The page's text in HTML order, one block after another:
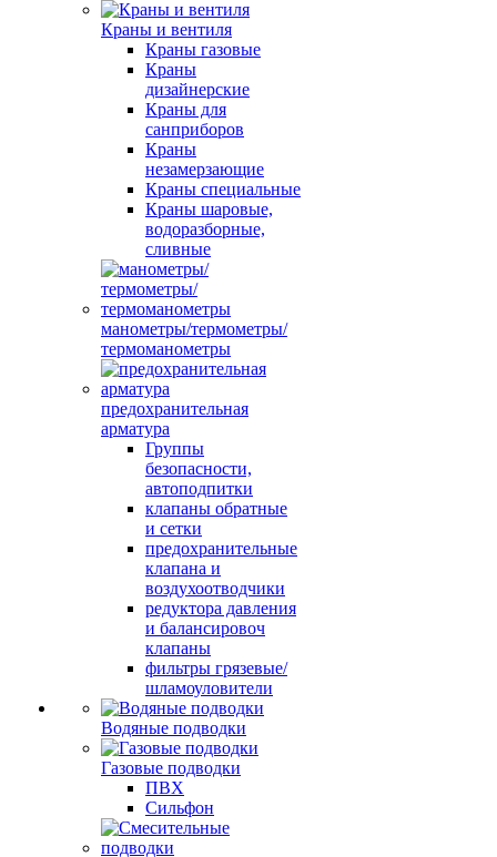
Краны и вентиля
Краны газовые
Краны
дизайнерские
Краны для
санприборов
Краны
незамерзающие
Краны специальные
Краны шаровые,
водоразборные,
сливные
манометры/термометры/
термоманометры
предохранительная
арматура
Группы
безопасности,
автоподпитки
клапаны обратные
и сетки
предохранительные
клапана и
воздухоотводчики
редуктора давления
и балансировоч
клапаны
фильтры грязевые/
шламоуловители
Водяные подводки
Газовые подводки
ПВХ
Сильфон